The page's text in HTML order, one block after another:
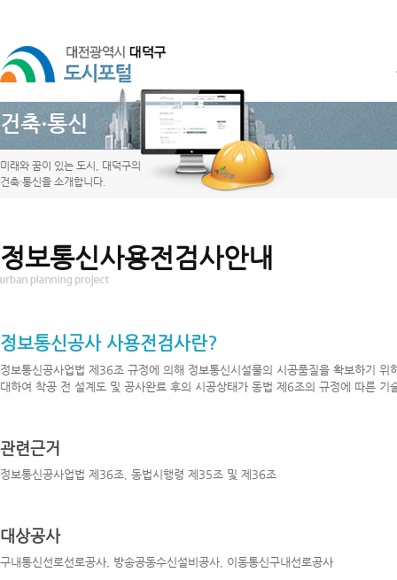
건축·통신
미래와 꿈이 있는 도시, 대덕구의
건축·통신을 소개합니다.
정보통신사용전검사안내
정보통신공사 사용전검사란?
정보통신공사업법 제36조 규정에 의해 정보통신시설물의 시공품질을 확보하기 위
대하여 착공 전 설계도 및 공사완료 후의 시공상태가 동법 제6조의 규정에 따른 기
관련근거
정보통신공사업법 제36조, 동법시행령 제35조 및 제36조
대상공사
구내통신선로선로공사, 방송공동수신설비공사, 이동통신구내선로공사